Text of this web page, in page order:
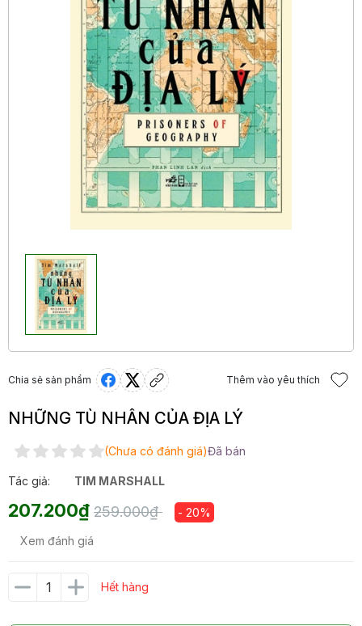
Chia sẻ sản phẩm Thêm vào yêu thích
NHỮNG TÙ NHÂN CỦA ĐỊA LÝ
(Chưa có đánh giá)Đã bán
Tác giả: TIM MARSHALL
207.200₫ 259.000₫ - 20%
Xem đánh giá
Hết hàng